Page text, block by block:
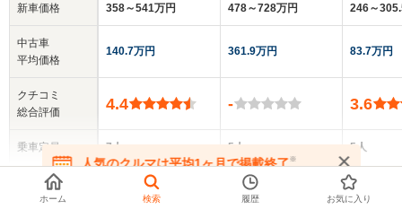
新車価格
中古車
平均価格
クチコミ
総合評価
乗車定員
ドア数
358～541万円
140.7万円
4.4
7人
478～728万円
361.9万円
-
5人
5ドア
246～
83.7万円
3.6
5人
5ドア
人気のクルマは平均1ヶ月で掲載終了※
在庫が無くなる前にお問い合わせください
ホーム 検索 履歴 お気に入り